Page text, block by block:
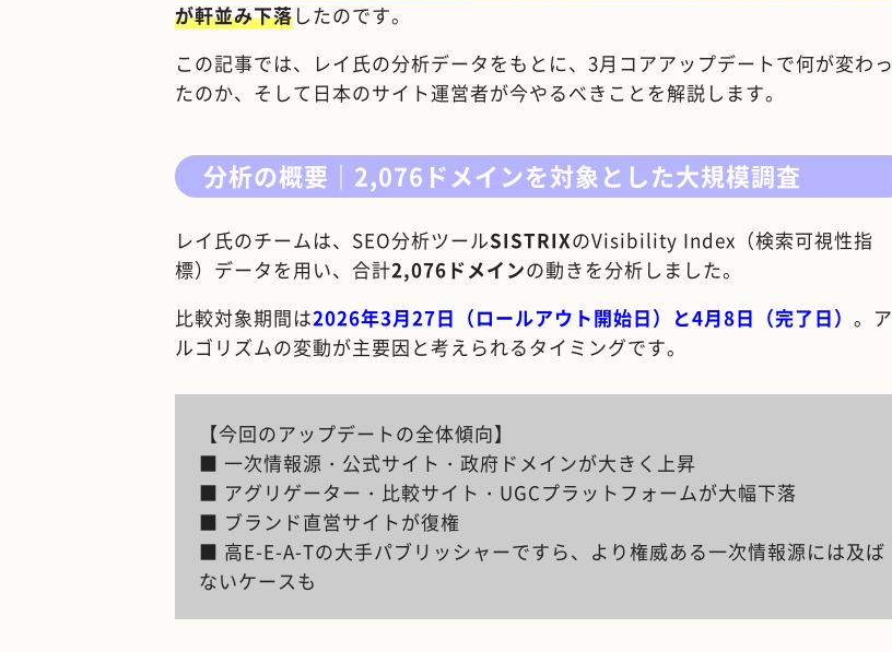
が軒並み下落したのです。
この記事では、レイ氏の分析データをもとに、3月コアアップデートで何が変わっ
たのか、そして日本のサイト運営者が今やるべきことを解説します。
分析の概要｜2,076ドメインを対象とした大規模調査
レイ氏のチームは、SEO分析ツールSISTRIXのVisibility Index（検索可視性指
標）データを用い、合計2,076ドメインの動きを分析しました。
比較対象期間は2026年3月27日（ロールアウト開始日）と4月8日（完了日） 。ア
ルゴリズムの変動が主要因と考えられるタイミングです。
【今回のアップデートの全体傾向】
■ 一次情報源・公式サイト・政府ドメインが大きく上昇
■ アグリゲーター・比較サイト・UGCプラットフォームが大幅下落
■ ブランド直営サイトが復権
■ 高E-E-A-Tの大手パブリッシャーですら、より権威ある一次情報源には及ば
ないケースも